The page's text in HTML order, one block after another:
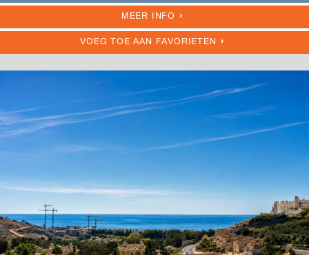
MEER INFO
VOEG TOE AAN FAVORIETEN